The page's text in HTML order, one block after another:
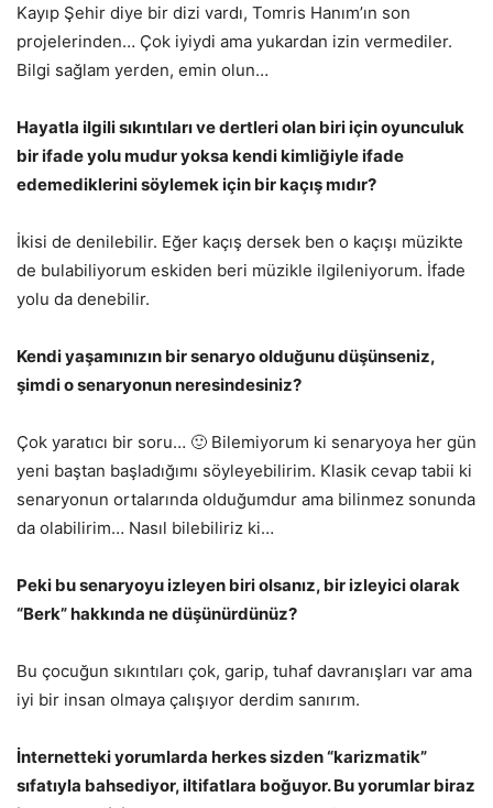
Kayıp Şehir diye bir dizi vardı, Tomris Hanım’ın son
projelerinden… Çok iyiydi ama yukardan izin vermediler.
Bilgi sağlam yerden, emin olun…
Hayatla ilgili sıkıntıları ve dertleri olan biri için oyunculuk
bir ifade yolu mudur yoksa kendi kimliğiyle ifade
edemediklerini söylemek için bir kaçış mıdır?
İkisi de denilebilir. Eğer kaçış dersek ben o kaçışı müzikte
de bulabiliyorum eskiden beri müzikle ilgileniyorum. İfade
yolu da denebilir.
Kendi yaşamınızın bir senaryo olduğunu düşünseniz,
şimdi o senaryonun neresindesiniz?
Çok yaratıcı bir soru… 🙂 Bilemiyorum ki senaryoya her gün
yeni baştan başladığımı söyleyebilirim. Klasik cevap tabii ki
senaryonun ortalarında olduğumdur ama bilinmez sonunda
da olabilirim… Nasıl bilebiliriz ki…
Peki bu senaryoyu izleyen biri olsanız, bir izleyici olarak
“Berk” hakkında ne düşünürdünüz?
Bu çocuğun sıkıntıları çok, garip, tuhaf davranışları var ama
iyi bir insan olmaya çalışıyor derdim sanırım.
İnternetteki yorumlarda herkes sizden “karizmatik”
sıfatıyla bahsediyor, iltifatlara boğuyor. Bu yorumlar biraz